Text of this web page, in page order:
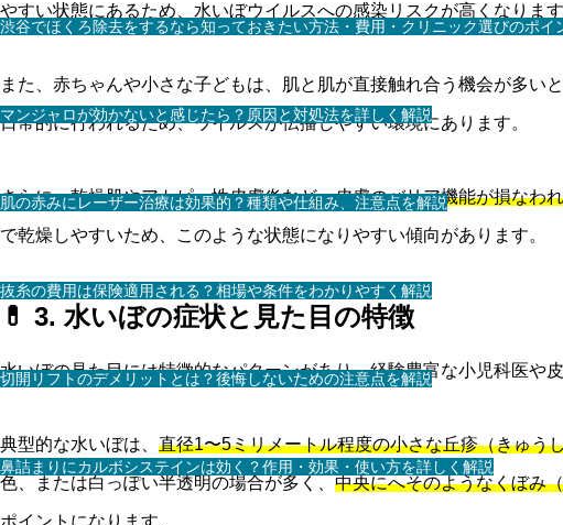
渋谷でほくろ除去をするなら知っておきたい方法・費用・クリニック選びのポイ
マンジャロが効かないと感じたら？原因と対処法を詳しく解説
肌の赤みにレーザー治療は効果的？種類や仕組み、注意点を解説
抜糸の費用は保険適用される？相場や条件をわかりやすく解説
切開リフトのデメリットとは？後悔しないための注意点を解説
鼻詰まりにカルボシステインは効く？作用・効果・使い方を詳しく解説
やすい状態にあるため、水いぼウイルスへの感染リスクが高くなります
また、赤ちゃんや小さな子どもは、肌と肌が直接触れ合う機会が多
日常的に行われるため、ウイルスが伝播しやすい環境にあります。
さらに、乾燥肌やアトピー性皮膚炎など、皮膚のバリア機能が損なわ
で乾燥しやすいため、このような状態になりやすい傾向があります。
💊 3. 水いぼの症状と見た目の特徴
水いぼの見た目には特徴的なパターンがあり、経験豊富な小児科医や
典型的な水いぼは、 直径1〜5ミリメートル程度の小さな丘疹（きゅう
色、または白っぽい半透明の場合が多く、 中央にへそのようなくぼみ
ポイントになります。